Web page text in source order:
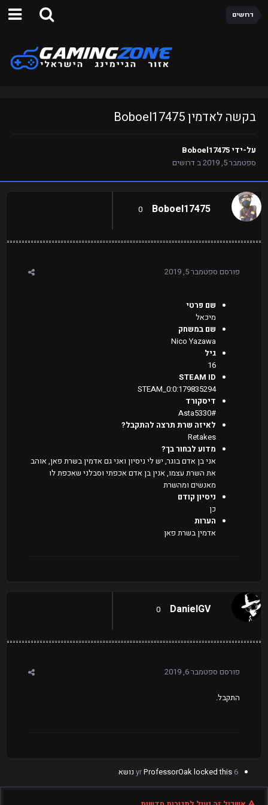
דרושים
בקשה לאדמין Boboel17475
על-ידיBoboel17475
ספטמבר 5, 2019
בדרושים
Boboel17475
0
פורסם ספטמבר 5, 2019
שם פרטי
מיכאל
שם במשחק
Nico Yazawa
גיל
16
STEAM ID
STEAM_0:0:179835294
דיסקורד
#Asta5330
לאיזה שרת תרצה להתקבל?
Retakes
מדוע לבחור בך?
אני בן אדם בוגר, יש לי ניסיון ואני גם אדמין בשרת פאן, אוהב
את השרת עצמו, אנין בן אדם אכפתי וסבלני שאכפת לו
מאנשים ומהשרת
ניסיון קודם
כן
הערות
אדמין בשרת פאן
DanielGV
0
פורסם ספטמבר 6, 2019
התקבל.
6 yr
ProfessorOaklocked this נושא